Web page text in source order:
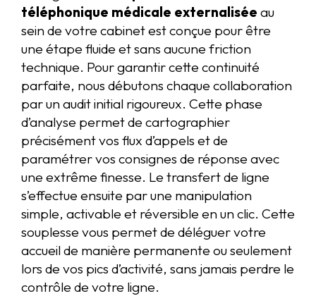
téléphonique médicale externalisée au
sein de votre cabinet est conçue pour être
une étape fluide et sans aucune friction
technique. Pour garantir cette continuité
parfaite, nous débutons chaque collaboration
par un audit initial rigoureux. Cette phase
d’analyse permet de cartographier
précisément vos flux d’appels et de
paramétrer vos consignes de réponse avec
une extrême finesse. Le transfert de ligne
s’effectue ensuite par une manipulation
simple, activable et réversible en un clic. Cette
souplesse vous permet de déléguer votre
accueil de manière permanente ou seulement
lors de vos pics d’activité, sans jamais perdre le
contrôle de votre ligne.